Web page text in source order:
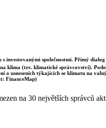
investovanými společnostmi. Přímý
klima (tzv. klimatické správcovství).
o usneseních týkajících se klimatu na
FinanceMap)
na 30 největších správců